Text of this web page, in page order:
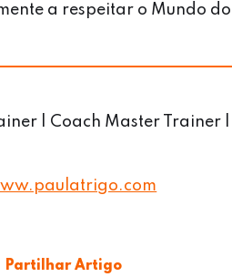
a respeitar o Mundo
| Coach Master
Partilhar Artigo